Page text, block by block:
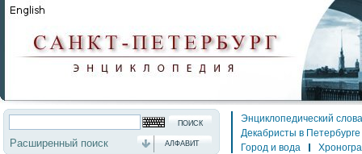
Расширенный поиск АЛФАВИТ
Энциклопедический
Декабристы в Петербурге
Город и вода